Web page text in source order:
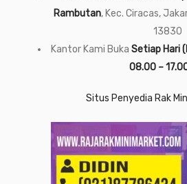
Rambutan, Kec. Ciracas,
13830
Kantor Kami Buka Setiap Hari
08.00 –
Situs Penyedia Rak